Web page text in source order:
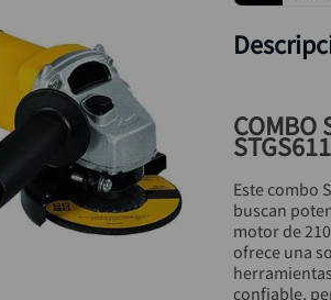
COMBO
Este combo
buscan
motor de
ofrece una
confiable,